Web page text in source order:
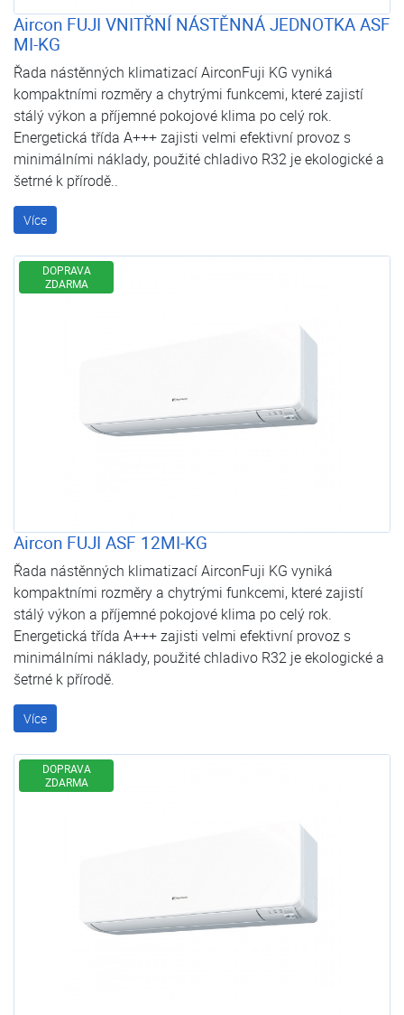
Aircon FUJI VNITŘNÍ NÁSTĚNNÁ JEDNOTKA ASF
MI-KG
Řada nástěnných klimatizací AirconFuji KG vyniká
kompaktními rozměry a chytrými funkcemi, které zajistí
stálý výkon a příjemné pokojové klima po celý rok.
Energetická třída A+++ zajisti velmi efektivní provoz s
minimálními náklady, použité chladivo R32 je ekologické a
šetrné k přírodě..
Více
DOPRAVA
ZDARMA
Aircon FUJI ASF 12MI-KG
Řada nástěnných klimatizací AirconFuji KG vyniká
kompaktními rozměry a chytrými funkcemi, které zajistí
stálý výkon a příjemné pokojové klima po celý rok.
Energetická třída A+++ zajisti velmi efektivní provoz s
minimálními náklady, použité chladivo R32 je ekologické a
šetrné k přírodě.
Více
DOPRAVA
ZDARMA